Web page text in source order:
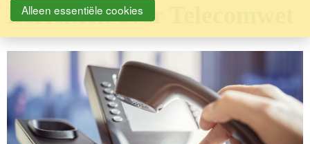
Berichten over Telecomwet
Alleen essentiële cookies